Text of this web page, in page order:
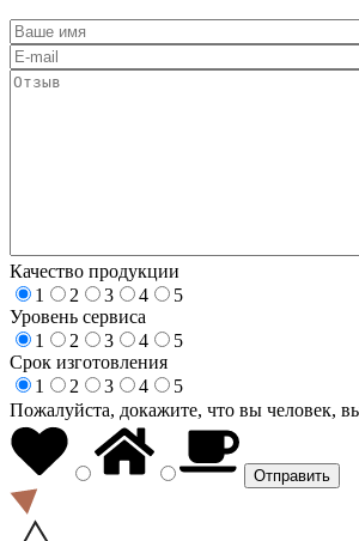
Качество продукции
1
2 3 4
5
Уровень сервиса
1
2 3 4
5
Срок изготовления
1
2 3 4
5
Пожалуйста, докажите, что вы человек,